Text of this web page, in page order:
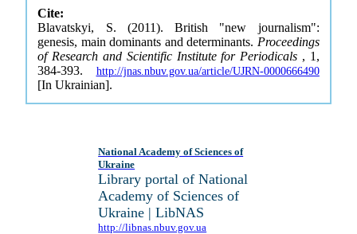
Cite:
Blavatskyi, S. (2011). British "new journalism":
genesis, main dominants and determinants. Proceedings
of Research and Scientific Institute for Periodicals , 1,
384-393. http://jnas.nbuv.gov.ua/article/UJRN-0000666490
[In Ukrainian].
National Academy of Sciences of
Ukraine
Library portal of National
Academy of Sciences of
Ukraine | LibNAS
http://libnas.nbuv.gov.ua